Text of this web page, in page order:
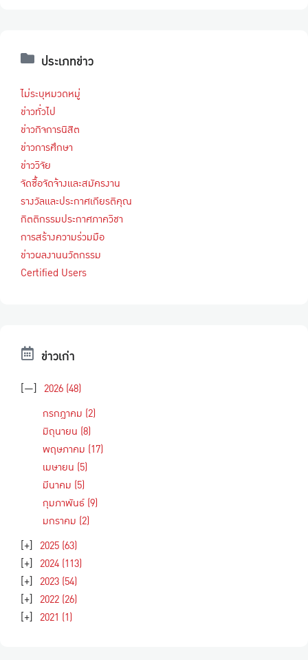
ประเภทข่าว
ไม่ระบุหมวดหมู่
ข่าวทั่วไป
ข่าวกิจการนิสิต
ข่าวการศึกษา
ข่าววิจัย
จัดซื้อจัดจ้างและสมัครงาน
รางวัลและประกาศเกียรติคุณ
กิตติกรรมประกาศภาควิชา
การสร้างความร่วมมือ
ข่าวผลงานนวัตกรรม
Certified Users
ข่าวเก่า
[—] 2026 (48)
กรกฎาคม (2)
มิถุนายน (8)
พฤษภาคม (17)
เมษายน (5)
มีนาคม (5)
กุมภาพันธ์ (9)
มกราคม (2)
[+] 2025 (63)
[+] 2024 (113)
[+] 2023 (54)
[+] 2022 (26)
[+] 2021 (1)